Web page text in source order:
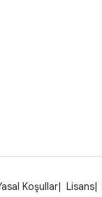
Koşullar Lisans